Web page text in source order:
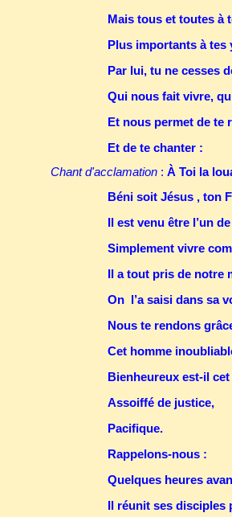
Mais tous et toutes à
Plus importants à tes
Par lui, tu ne cesses
Qui nous fait vivre,
Et nous permet de te
Et de te chanter :
Chant d'acclamation : À Toi la
Béni soit Jésus , ton
Il est venu être l’un
Simplement vivre
Il a tout pris de notre
On l’a saisi dans sa
Nous te rendons
Cet homme
Bienheureux est-il
Assoiffé de justice,
Pacifique.
Rappelons-nous :
Quelques heures
Il réunit ses